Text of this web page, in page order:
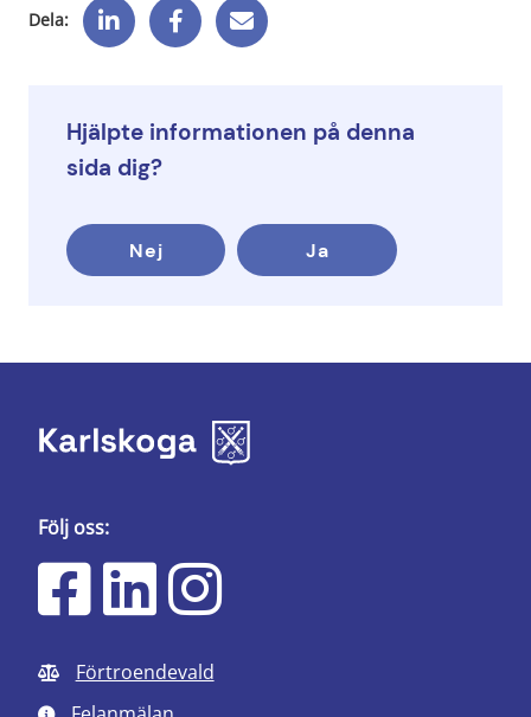
Dela:
Hjälpte informationen på denna
sida dig?
Nej Ja
Följ oss:
Förtroendevald